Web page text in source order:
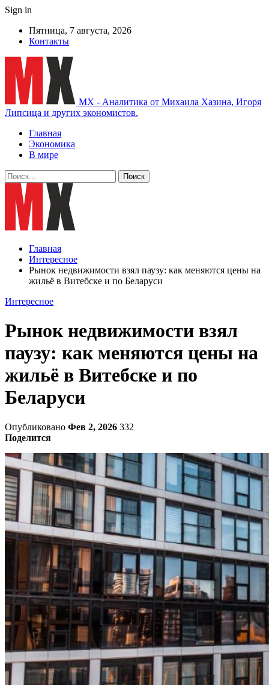
Sign in
Пятница, 7 августа, 2026
Контакты
MX - Аналитика от Михаила Хазина, Игоря
Липсица и других экономистов.
Главная
Экономика
В мире
Главная
Интересное
Рынок недвижимости взял паузу: как меняются цены на
жильё в Витебске и по Беларуси
Интересное
Рынок недвижимости взял
паузу: как меняются цены на
жильё в Витебске и по
Беларуси
Опубликовано Фев 2, 2026 332
Поделится